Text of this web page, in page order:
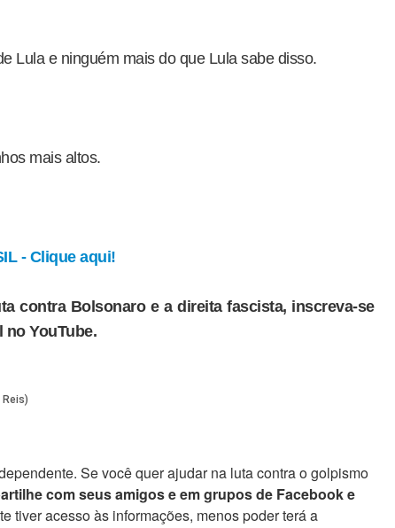
Lula e ninguém mais do que Lula sabe disso.
mais altos.
- Clique aqui!
contra Bolsonaro e a direita fascista, inscreva-se
no YouTube.
Se você quer ajudar na luta contra o golpismo
com seus amigos e em grupos de Facebook e
tiver acesso às informações, menos poder terá a